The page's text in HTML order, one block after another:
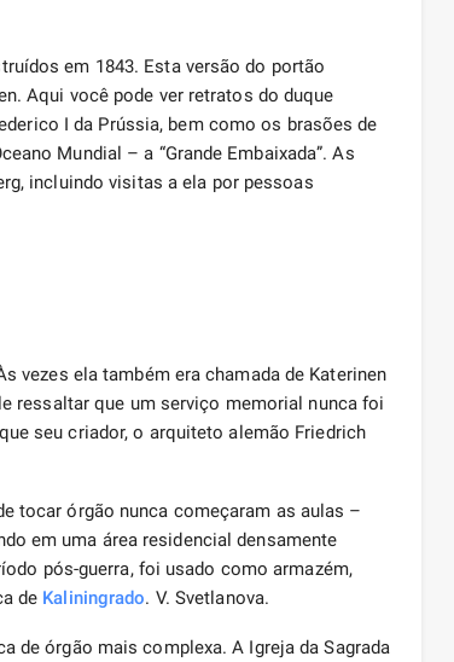
em 1843. Esta versão do portão
Aqui você pode ver retratos do duque
I da Prússia, bem como os brasões de
Mundial – a “Grande Embaixada”. As
incluindo visitas a ela por pessoas
vezes ela também era chamada de Katerinen
ressaltar que um serviço memorial nunca foi
seu criador, o arquiteto alemão Friedrich
tocar órgão nunca começaram as aulas –
em uma área residencial densamente
pós-guerra, foi usado como armazém,
de Kaliningrado. V. Svetlanova.
de órgão mais complexa. A Igreja da Sagrada